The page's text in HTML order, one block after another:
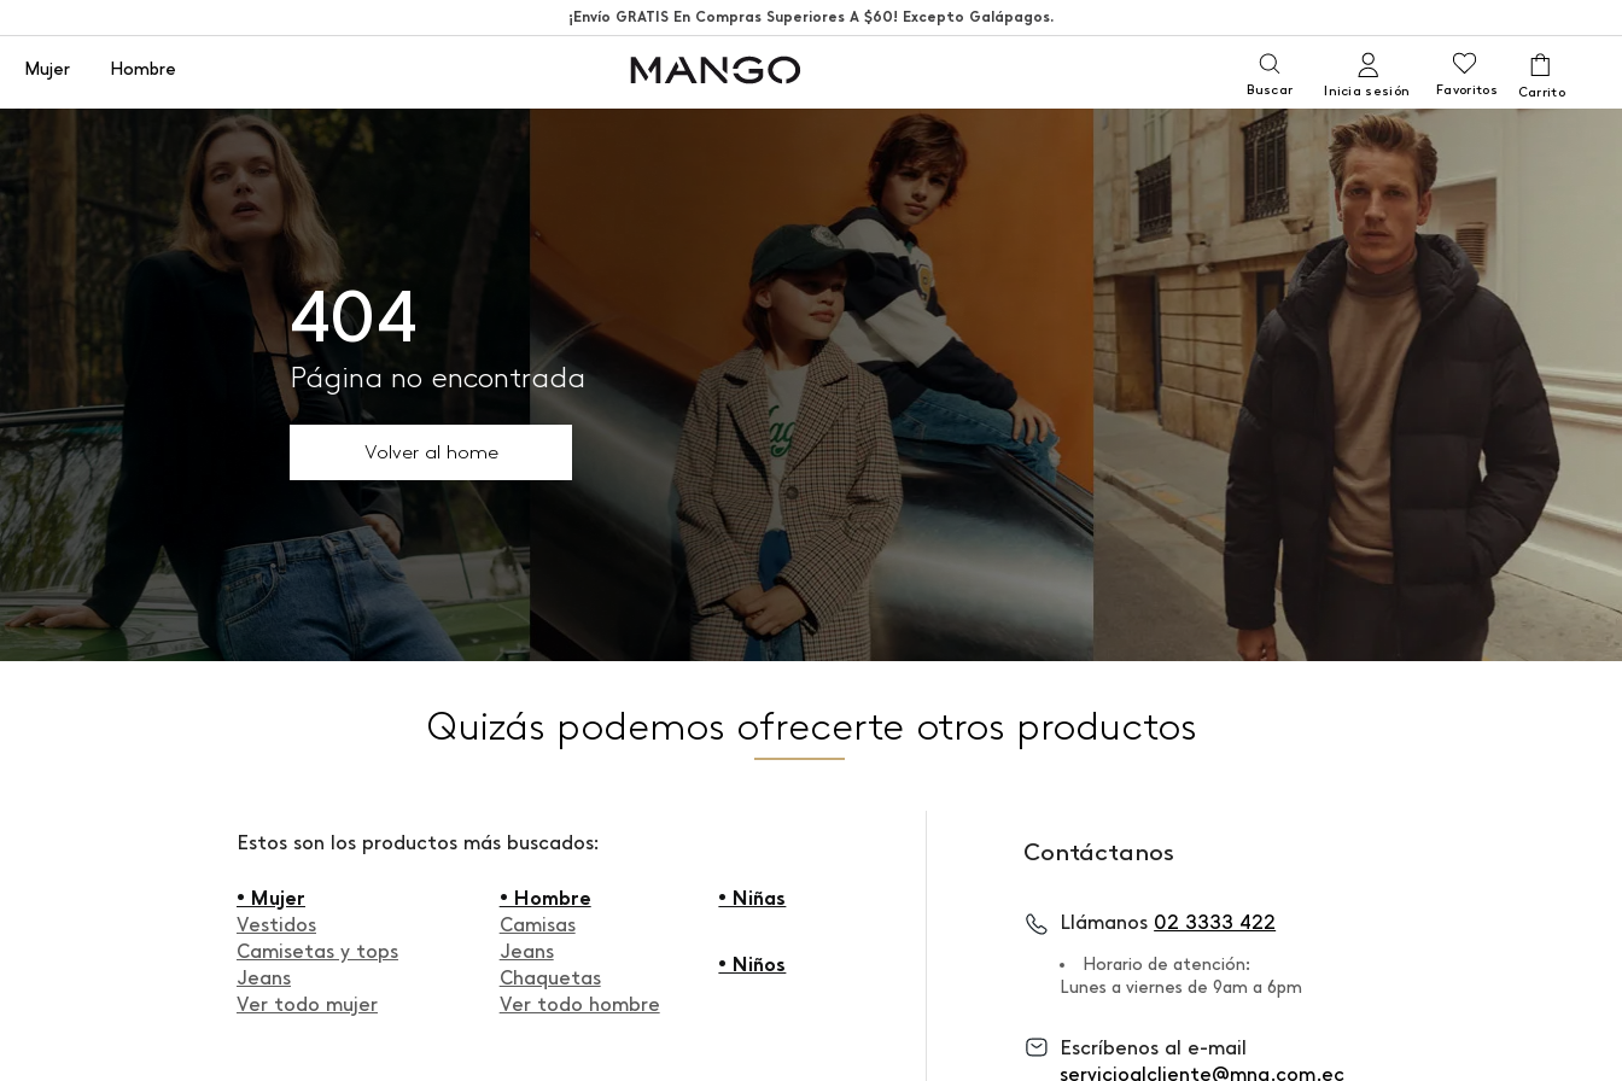
¡Envío GRATIS En Compras Superiores A $60! Excepto Galápagos.
Menú
Mujer Hombre
Buscar Inicia sesión Favoritos
404
Página no encontrada
Volver al home
Quizás podemos ofrecerte otros productos
Estos son los productos más buscados:
• Mujer
Vestidos
Camisetas y tops
Jeans
Ver todo mujer
• Hombre
Camisas
Jeans
Chaquetas
Ver todo hombre
• Niñas
• Niños
Contáctanos
Llámanos 02 3333 422
Horario de atención:
Lunes a viernes de 9am a 6pm
Escríbenos al e-mail
servicioalcliente@mng.com.ec